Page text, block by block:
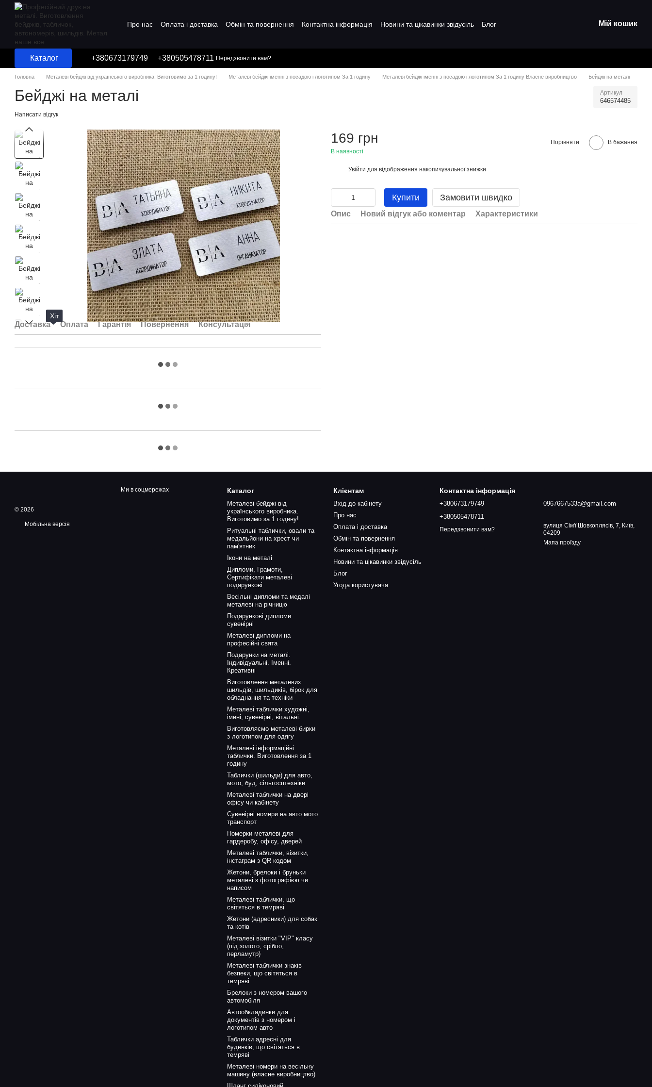
Перейти до основного контенту
Про нас Оплата і доставка Обмін та повернення Контактна інформація Новини та цікавинки звідусіль
Блог
Мій кошик
Каталог +380673179749 +380505478711 Передзвонити вам?
Головна Металеві бейджі від українського виробника. Виготовимо за 1 годину! Металеві бейджі іменні з посадою і логотипом За 1 годину Металеві бейджі іменні з посадою і логотипом За 1 годину Власне виробництво Бейджі на металі
Бейджі на металі Артикул
646574485
Написати відгук
Хіт
Доставка Оплата Гарантія Повернення Консультація
169 грн
В наявності
Порівняти В бажання
Увійти для відображення накопичувальної знижки
Купити Замовити швидко
Опис Новий відгук або коментар Характеристики
© 2026
Мобільна версія
Ми в соцмережах Каталог
Металеві бейджі від
українського виробника.
Виготовимо за 1 годину!
Ритуальні таблички, овали та
медальйони на хрест чи
пам'ятник
Ікони на металі
Дипломи, Грамоти,
Сертифікати металеві
подарункові
Весільні дипломи та медалі
металеві на річницю
Подарункові дипломи
сувенірні
Металеві дипломи на
професійні свята
Подарунки на металі.
Індивідуальні. Іменні.
Креативні
Виготовлення металевих
шильдів, шильдиків, бірок для
обладнання та техніки
Металеві таблички художні,
імені, сувенірні, вітальні.
Виготовляємо металеві бирки
з логотипом для одягу
Металеві інформаційні
таблички. Виготовлення за 1
годину
Таблички (шильди) для авто,
мото, буд, сільгосптехніки
Металеві таблички на двері
офісу чи кабінету
Сувенірні номери на авто мото
транспорт
Номерки металеві для
гардеробу, офісу, дверей
Металеві таблички, візитки,
інстаграм з QR кодом
Жетони, брелоки і бруньки
металеві з фотографією чи
написом
Металеві таблички, що
світяться в темряві
Жетони (адресники) для собак
та котів
Металеві візитки "VIP" класу
(під золото, срібло,
перламутр)
Металеві таблички знаків
безпеки, що світяться в
темряві
Брелоки з номером вашого
автомобіля
Автообкладинки для
документів з номером і
логотипом авто
Таблички адресні для
будинків, що світяться в
темряві
Металеві номери на весільну
машину (власне виробництво)
Клієнтам
Вхід до кабінету
Про нас
Оплата і доставка
Обмін та повернення
Контактна інформація
Новини та цікавинки звідусіль
Блог
Угода користувача
Контактна інформація
+380673179749
+380505478711
Передзвонити вам?
0967667533a@gmail.com
вулиця Сім'ї Шовкоплясів, 7, Київ,
04209
Мапа проїзду